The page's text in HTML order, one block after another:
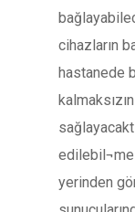
cihazların
hastanede
yerinden